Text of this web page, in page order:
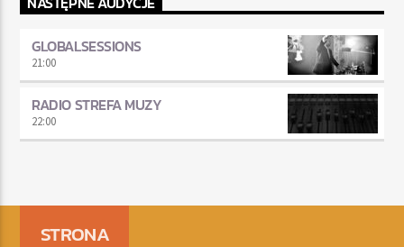
GLOBALSESSIONS
21:00
RADIO STREFA MUZY
22:00
STRONA